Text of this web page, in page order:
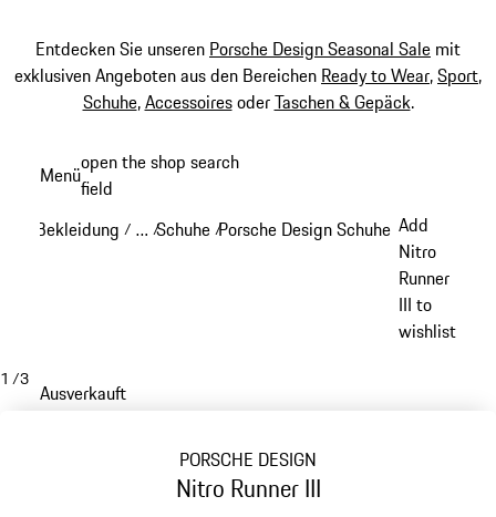
Entdecken Sie unseren Porsche Design Seasonal Sale mit
exklusiven Angeboten aus den Bereichen Ready to Wear,Sport,
Schuhe,AccessoiresoderTaschen & Gepäck.
Hauptinhalt
Menüopen the shop search
field
Bekleidung / …
Reveal collapsed breadcrumb items
/Schuhe /Porsche Design Schuhe /Add
Nitro
Runner
III to
wishlist
1 /3
Ausverkauft
PORSCHE DESIGN
Nitro Runner III